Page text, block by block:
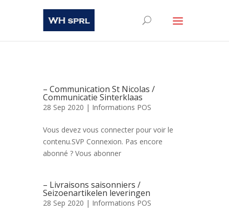
– Communication St Nicolas /
Communicatie Sinterklaas
28 Sep 2020 | Informations POS
Vous devez vous connecter pour voir le
contenu.SVP Connexion. Pas encore
abonné ? Vous abonner
– Livraisons saisonniers /
Seizoenartikelen leveringen
28 Sep 2020 | Informations POS